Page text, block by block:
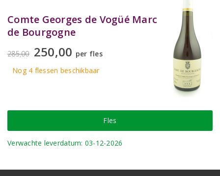
Comte Georges de Vogüé Marc
de Bourgogne
285,00 250,00 per fles
Nog 4 flessen beschikbaar
Fles
Verwachte leverdatum: 03-12-2026